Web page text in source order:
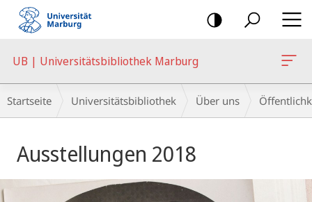
Mobile-
Navigation
UB | Universitätsbibliothek Marburg
Breadcrumb-
Navigation
Startseite Universitätsbibliothek Über uns
Ausstellungen 2018